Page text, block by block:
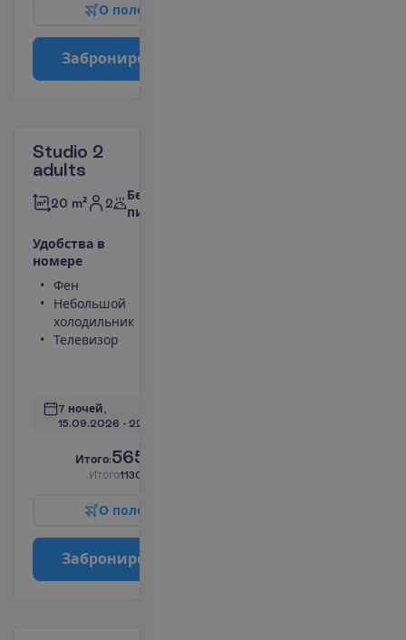
О поле
Заброниро
Studio 2
adults
20 m² 2
Без
питания
Удобства в
номере
Фен
Небольшой
холодильник
Телевизор
7 ночей,
15.09.2026 - 22.09.2026
Итого:565.00
Итого1130.00
О поле
Заброниро